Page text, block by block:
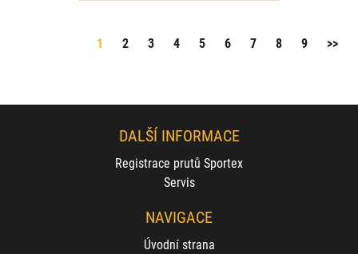
1 2 3 4 5 6 7 8 9 >>
DALŠÍ INFORMACE
Registrace prutů Sportex
Servis
NAVIGACE
Úvodní strana